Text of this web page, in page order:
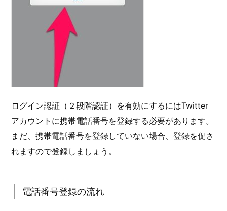
ログイン認証（２段階認証）を有効にするにはTwitter
アカウントに携帯電話番号を登録する必要があります。
まだ、携帯電話番号を登録していない場合、登録を促さ
れますので登録しましょう。
電話番号登録の流れ